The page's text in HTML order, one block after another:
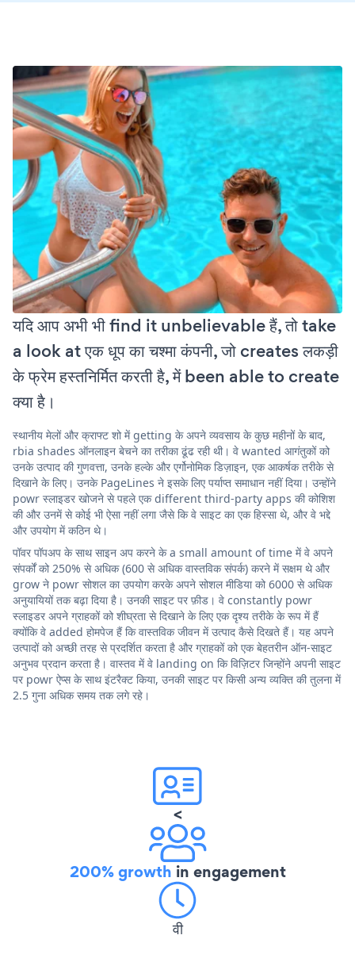
यदि आप अभी भी find it unbelievable हैं, तो take
a look at एक धूप का चश्मा कंपनी, जो creates लकड़ी
के फ्रेम हस्तनिर्मित करती है, में been able to create
क्या है।
स्थानीय मेलों और क्राफ्ट शो में getting के अपने व्यवसाय के कुछ महीनों के बाद,
rbia shades ऑनलाइन बेचने का तरीका ढूंढ रही थी। वे wanted आगंतुकों को
उनके उत्पाद की गुणवत्ता, उनके हल्के और एर्गोनोमिक डिज़ाइन, एक आकर्षक तरीके से
दिखाने के लिए। उनके PageLines ने इसके लिए पर्याप्त समाधान नहीं दिया। उन्होंने
powr स्लाइडर खोजने से पहले एक different third-party apps की कोशिश
की और उनमें से कोई भी ऐसा नहीं लगा जैसे कि वे साइट का एक हिस्सा थे, और वे भद्दे
और उपयोग में कठिन थे।
पॉवर पॉपअप के साथ साइन अप करने के a small amount of time में वे अपने
संपर्कों को 250% से अधिक (600 से अधिक वास्तविक संपर्क) करने में सक्षम थे और
grow ने powr सोशल का उपयोग करके अपने सोशल मीडिया को 6000 से अधिक
अनुयायियों तक बढ़ा दिया है। उनकी साइट पर फ़ीड। वे constantly powr
स्लाइडर अपने ग्राहकों को शीघ्रता से दिखाने के लिए एक दृश्य तरीके के रूप में हैं
क्योंकि वे added होमपेज हैं कि वास्तविक जीवन में उत्पाद कैसे दिखते हैं। यह अपने
उत्पादों को अच्छी तरह से प्रदर्शित करता है और ग्राहकों को एक बेहतरीन ऑन-साइट
अनुभव प्रदान करता है। वास्तव में वे landing on कि विज़िटर जिन्होंने अपनी साइट
पर powr ऐप्स के साथ इंटरैक्ट किया, उनकी साइट पर किसी अन्य व्यक्ति की तुलना में
2.5 गुना अधिक समय तक लगे रहे।
<
200% growth in engagement
वी